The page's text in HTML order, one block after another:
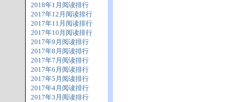
2018年1月阅读排行
2017年12月阅读排行
2017年11月阅读排行
2017年10月阅读排行
2017年9月阅读排行
2017年8月阅读排行
2017年7月阅读排行
2017年6月阅读排行
2017年5月阅读排行
2017年4月阅读排行
2017年3月阅读排行